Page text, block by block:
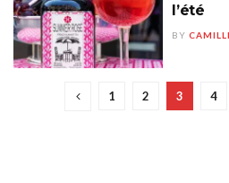
l’été
BY
1 2 3 4